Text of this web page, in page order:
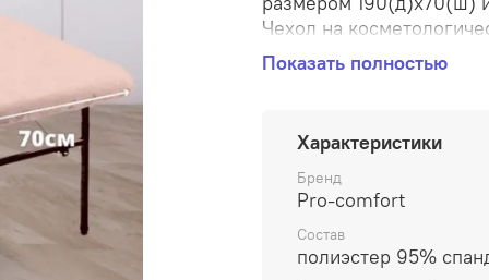
Чехол на
придаст красивый
оборудование
на кушетку больших
ворсистую
создает
разрешается при
режиме «деликатная».
Показать полностью
Характеристики
Бренд
Pro-comfort
Состав
полиэстер 95%